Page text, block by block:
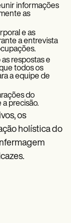
informações
as
e as
a entrevista
respostas e
todos os
a equipe de
do
precisão.
os
holística do